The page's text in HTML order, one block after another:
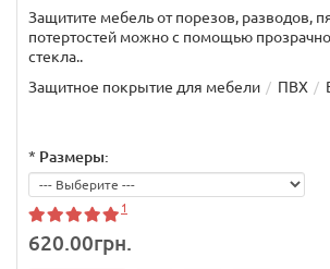
Защитите мебель от порезов, разводов,
потертостей можно с помощью
стекла..
Защитное покрытие для мебели
ПВХ
* Размеры:
1
620.00грн.